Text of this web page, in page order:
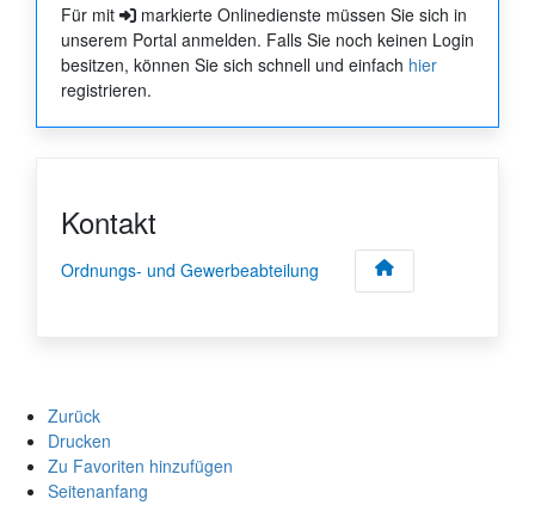
Für mit
markierte Onlinedienste müssen Sie sich in
unserem Portal anmelden. Falls Sie noch keinen Login
besitzen, können Sie sich schnell und einfach hier
registrieren.
Kontakt
Ordnungs- und Gewerbeabteilung
Zurück
Drucken
Zu Favoriten hinzufügen
Seitenanfang